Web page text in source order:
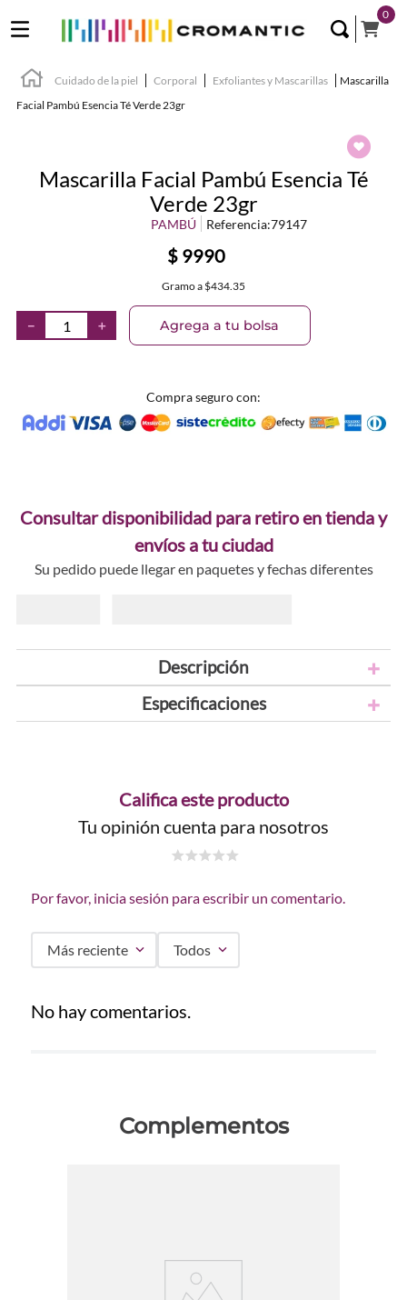
0
Cuidado de la piel Corporal Exfoliantes y Mascarillas
Mascarilla
Facial Pambú Esencia Té Verde 23gr
Mascarilla Facial Pambú Esencia Té
Verde 23gr
PAMBÚ Referencia:79147
$ 9990
Gramoa $434.35
＋
－ Agrega a tu bolsa
Compra seguro con:
Consultar disponibilidad para retiro en tienda y
envíos a tu ciudad
Su pedido puede llegar en paquetes y fechas diferentes
Descripción
Especificaciones
Califica este producto
Tu opinión cuenta para nosotros
Por favor, inicia sesión para escribir un comentario.
Más reciente Todos
No hay comentarios.
Complementos